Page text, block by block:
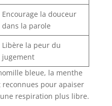
Encourage la douceur
dans la parole
Libère la peur du
jugement
bleue, la menthe
reconnues pour apaiser
respiration plus libre.